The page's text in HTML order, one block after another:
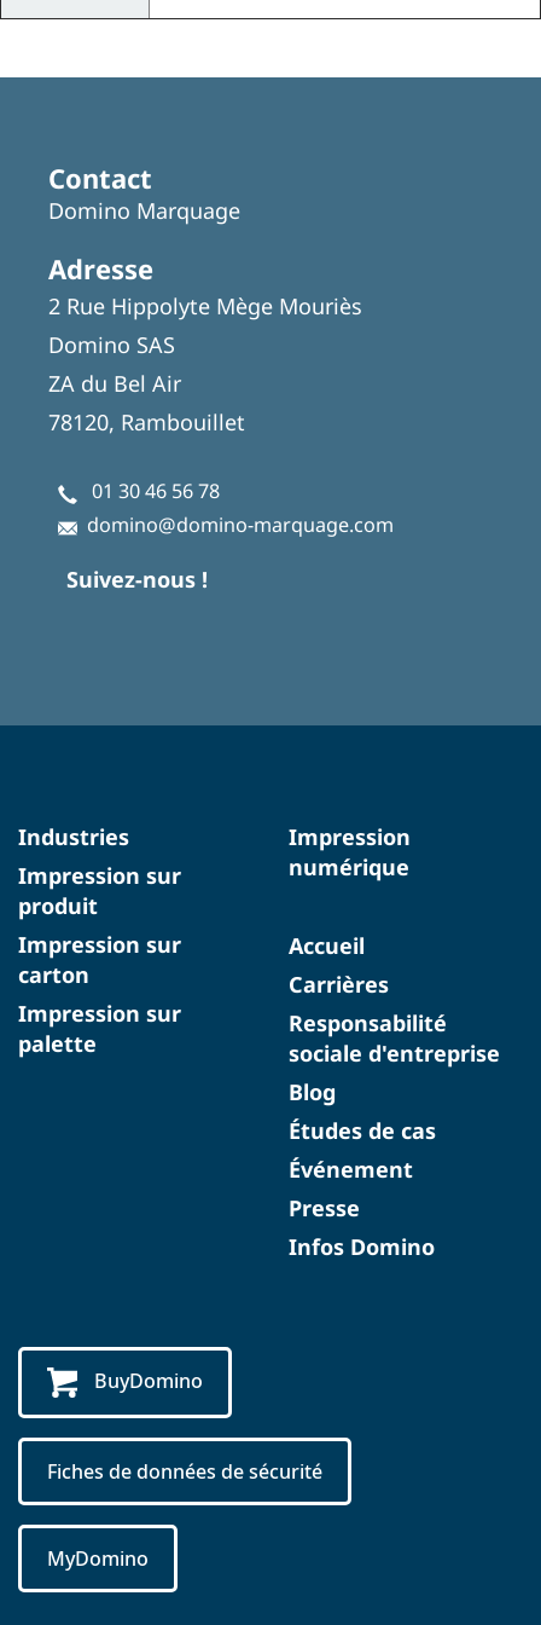
Contact
Domino Marquage
Adresse
2 Rue Hippolyte Mège Mouriès
Domino SAS
ZA du Bel Air
78120, Rambouillet
01 30 46 56 78
domino@domino-marquage.com
Suivez-nous !
Industries
Impression sur
produit
Impression sur
carton
Impression sur
palette
Impression
numérique
Accueil
Carrières
Responsabilité
sociale d'entreprise
Blog
Études de cas
Événement
Presse
Infos Domino
BuyDomino
Fiches de données de sécurité
MyDomino